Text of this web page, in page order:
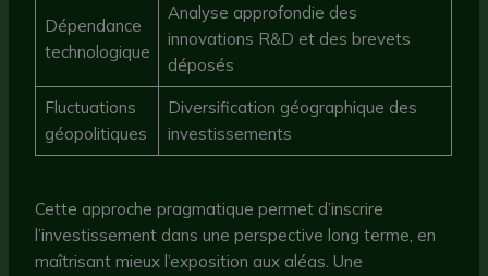
Dépendance
technologique
Analyse approfondie des
innovations R&D et des brevets
déposés
Fluctuations
géopolitiques
Diversification géographique des
investissements
Cette approche pragmatique permet d’inscrire
l’investissement dans une perspective long terme, en
maîtrisant mieux l’exposition aux aléas. Une